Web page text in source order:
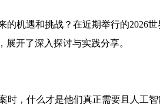
机遇和挑战？在近期举行的2026
开了深入探讨与实践分享。
时，什么才是他们真正需要且人工